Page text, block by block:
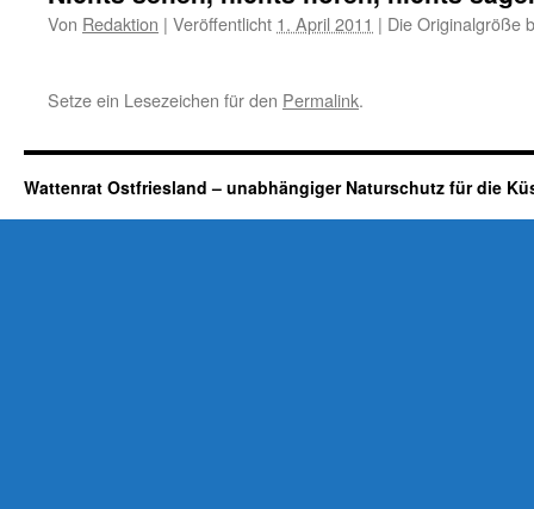
Von Redaktion | Veröffentlicht 1. April 2011 | Die Originalgröße
Setze ein Lesezeichen für den Permalink.
Wattenrat Ostfriesland – unabhängiger Naturschutz für die